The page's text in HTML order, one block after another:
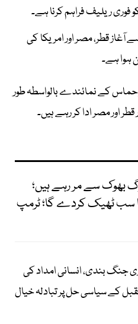
فوری ریلیف فراہم کرنا ہے۔
آغاز قطر، مصر اور امریکا کی
ہوا ہے۔
حماس کے نمائندے بالواسطہ طور
اور مصر ادا کر رہے ہیں۔
بھوک سے مر رہے ہیں؛
سب ٹھیک کردے گا؛ ٹرمپ
جنگ بندی، انسانی امداد کی
کے سیاسی حل پر تبادلہ خیال